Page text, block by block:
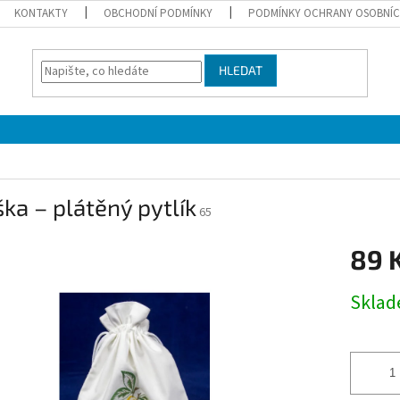
KONTAKTY OBCHODNÍ PODMÍNKY PODMÍNKY OCHRANY
HLEDAT
– plátěný pytlík 65
89
cena: